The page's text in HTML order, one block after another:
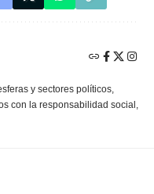
y sectores políticos,
con la responsabilidad social,